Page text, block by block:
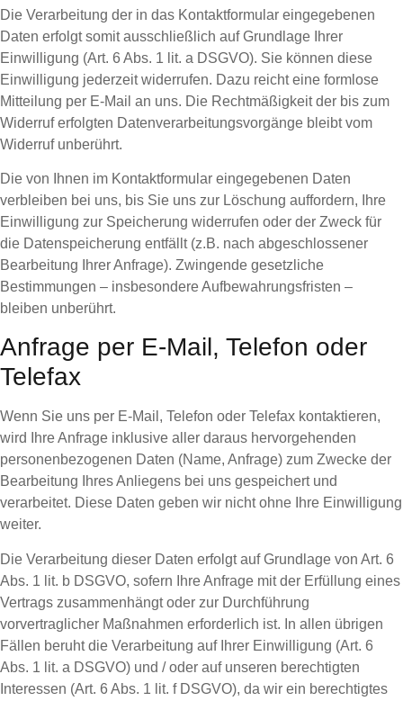
Die Verarbeitung der in das Kontaktformular eingegebenen
Daten erfolgt somit ausschließlich auf Grundlage Ihrer
Einwilligung (Art. 6 Abs. 1 lit. a DSGVO). Sie können diese
Einwilligung jederzeit widerrufen. Dazu reicht eine formlose
Mitteilung per E-Mail an uns. Die Rechtmäßigkeit der bis zum
Widerruf erfolgten Datenverarbeitungsvorgänge bleibt vom
Widerruf unberührt.
Die von Ihnen im Kontaktformular eingegebenen Daten
verbleiben bei uns, bis Sie uns zur Löschung auffordern, Ihre
Einwilligung zur Speicherung widerrufen oder der Zweck für
die Datenspeicherung entfällt (z.B. nach abgeschlossener
Bearbeitung Ihrer Anfrage). Zwingende gesetzliche
Bestimmungen – insbesondere Aufbewahrungsfristen –
bleiben unberührt.
Anfrage per E-Mail, Telefon oder
Telefax
Wenn Sie uns per E-Mail, Telefon oder Telefax kontaktieren,
wird Ihre Anfrage inklusive aller daraus hervorgehenden
personenbezogenen Daten (Name, Anfrage) zum Zwecke der
Bearbeitung Ihres Anliegens bei uns gespeichert und
verarbeitet. Diese Daten geben wir nicht ohne Ihre Einwilligung
weiter.
Die Verarbeitung dieser Daten erfolgt auf Grundlage von Art. 6
Abs. 1 lit. b DSGVO, sofern Ihre Anfrage mit der Erfüllung eines
Vertrags zusammenhängt oder zur Durchführung
vorvertraglicher Maßnahmen erforderlich ist. In allen übrigen
Fällen beruht die Verarbeitung auf Ihrer Einwilligung (Art. 6
Abs. 1 lit. a DSGVO) und / oder auf unseren berechtigten
Interessen (Art. 6 Abs. 1 lit. f DSGVO), da wir ein berechtigtes